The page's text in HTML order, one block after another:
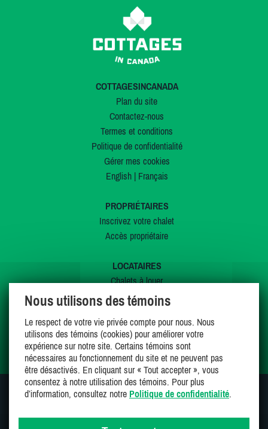
COTTAGESINCANADA
Plan du site
Contactez-nous
Termes et conditions
Politique de confidentialité
Gérer mes cookies
English| Français
PROPRIÉTAIRES
Inscrivez votre chalet
Accès propriétaire
LOCATAIRES
Chalets à louer
Chalets à vendre
Offres spéciales
Mes favoris
SUIVEZ-NOUS SUR
Nous utilisons des témoins
Le respect de votre vie privée compte pour nous. Nous
utilisons des témoins (cookies) pour améliorer votre
expérience sur notre site. Certains témoins sont
nécessaires au fonctionnement du site et ne peuvent pas
être désactivés. En cliquant sur « Tout accepter », vous
consentez à notre utilisation des témoins. Pour plus
d’information, consultez notre Politique de confidentialité.